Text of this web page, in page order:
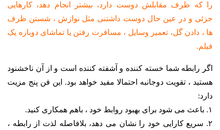
را که طرف مقابلش دوست دارد، بیشتر انجام دهد، کارهایی
جزئی و در عین حال دوست داشتنی مثل نوازش ، شستن ظرف
ها ، دادن گل، تعمیر وسایل ، مسافرت رفتن یا تماشای دوباره یک
فیلم.
اگر رابطه شما خسته کننده و آشفته کننده است و از آن ناخشنود
هستید ، تقویت دوجانبه احتمالا مفید خواهد بود. این فن پنج مزیت
دار د:
۱. باعث می شود برای بهبود روابط خود ، باهم همکاری کنید.
۲. سریع کارایی خود را نشان می دهد، بلافاصله لذت از رابطه ،